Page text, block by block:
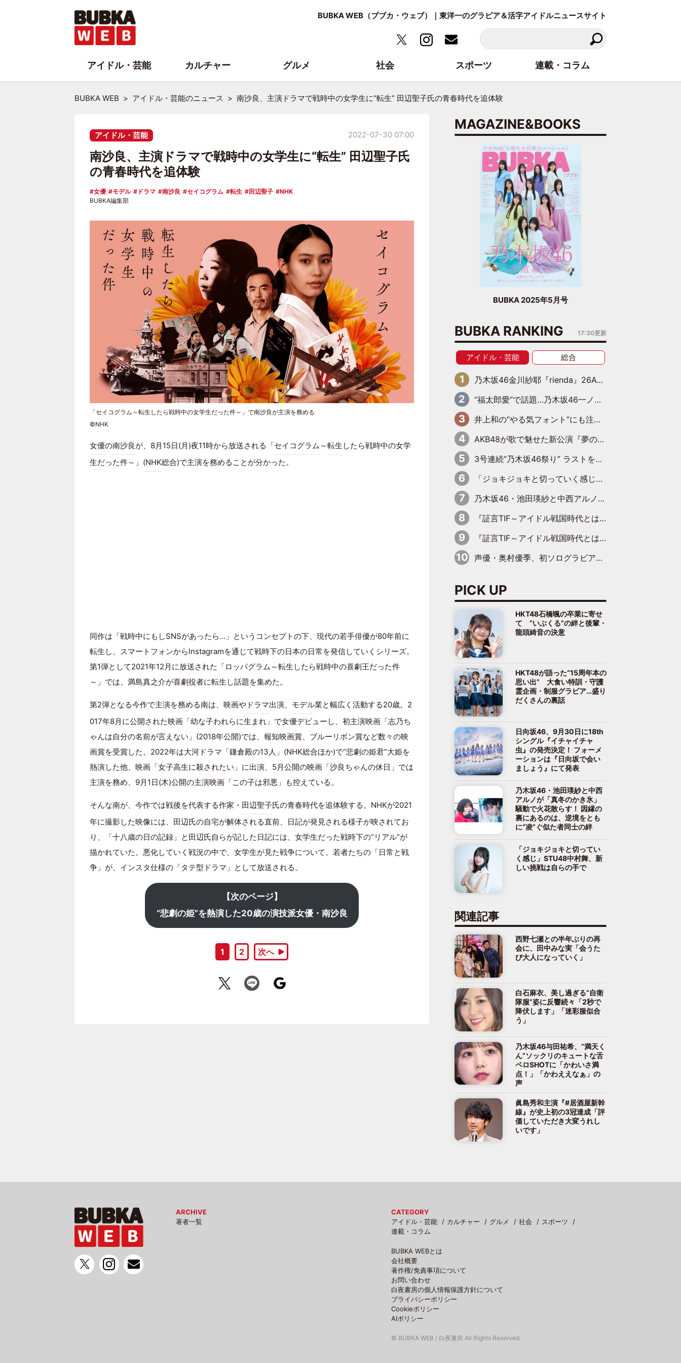
BUBKA WEB（ブブカ・ウェブ）｜東洋一のグラビア＆活字アイドルニュースサイト
BUBKA WEB アイドル・芸能のニュース 南沙良、主演ドラマで戦時中の女学生に“転生” 田辺聖子氏の青春時代を追体験
アイドル・芸能 2022-07-30 07:00
南沙良、主演ドラマで戦時中の女学生に“転生” 田辺聖子氏
の青春時代を追体験
女優 モデル ドラマ 南沙良 セイコグラム 転生 田辺聖子
NHK
BUBKA編集部
「セイコグラム～転生したら戦時中の女学生だった件～」で南沙良が主演を務める
©NHK
女優の南沙良が、8月15日(月)夜11時から放送される「セイコグラム ～転生 したら戦時中の女学
生だった件～」(NHK総合)で主演を務めることが分かった。
同作は「戦時中にもしSNSがあったら…」というコンセプトの下、現代の若手俳優が80年前に
転生し、スマートフォンからInstagramを通じて戦時下の日本の日常を発信していくシリーズ。
第1弾として2021年12月に放送された「ロッパグラム～転生したら戦時中の喜劇王だった件
～」では、満島真之介が喜劇役者に転生し話題を集めた。
第2弾となる今作で主演を務める南は、映画や ドラマ出演、 モデル業と幅広く活動する20歳。2
017年8月に公開された映画「幼な子われらに生まれ」で女優デビューし、初主演映画「志乃ち
ゃんは自分の名前が言えない」(2018年公開)では、報知映画賞、ブルーリボン賞など数々の映
画賞を受賞した。2022年は大河ドラマ「鎌倉殿の13人」(NHK総合ほか)で“悲劇の姫君”大姫を
熱演した他、映画「女子高生に殺されたい」に出演、5月公開の映画「沙良ちゃんの休日」では
主演を務め、9月1日(木)公開の主演映画「この子は邪悪」も控えている。
そんな南が、今作では戦後を代表する作家・ 田辺聖子氏の青春時代を追体験する。NHKが2021
年に撮影した映像には、田辺氏の自宅が解体される直前、日記が発見される様子が映されてお
り、「十八歳の日の記録」と田辺氏自らが記した日記には、女学生だった戦時下の“リアル”が
描かれていた。悪化していく戦況の中で、女学生が見た戦争について、若者たちの「日常と戦
争」が、インスタ仕様の「タテ型ドラマ」として放送される。
【次のページ】
“悲劇の姫”を熱演した20歳の演技派女優・南沙良
1 2 次へ
MAGAZINE&BOOKS
BUBKA 2025年5月号
BUBKA RANKING 17:30更新
アイドル・芸能 総合
乃木坂46金川紗耶『rienda』26AW LOOKモデルに就任
“福太郎愛”で話題…乃木坂46一ノ瀬美空、地元福岡『めんべい25周年トップサポーター』に就任
井上和の“やる気フォント”にも注目 乃木坂46が挑んだ書道パフォーマンスの舞台裏
AKB48が歌で魅せた新公演『夢のポップスター』 初日から全身全霊のステージ
3号連続“乃木坂46祭り” ラストを飾るのは賀喜遥香…5年ぶりの登場に「5年分大人になった私を見ていただけたら」
「ジョキジョキと切っていく感じ」STU48中村舞、新しい挑戦は自らの手で
乃木坂46・池田瑛紗と中西アルノが「真冬のかき氷」騒動で火花散らす！ 因縁の裏にあるのは、逆境をともに“凌”ぐ似た者同士の絆
『証言TIF～アイドル戦国時代とはなんだったのか～』第11回：私立恵比寿中学・真山りか×安本彩花「TIFで10年ぶりのキョンシーメイクをしたら、場を完全に引かせてしまって。時代が変わったんだなって」
『証言TIF～アイドル戦国時代とはなんだったのか～』第6回：でんぱ組.inc・古川未鈴×相沢梨紗「『ハロプロやりたかったな』って言ったら、夢眠ねむさんに『てめえはでんぱ組．incなんだよ！』って肩パンされて(笑)」
声優・奥村優季、初ソログラビアで初ソロ表紙を飾る！ 初めて見せる表情や、声優を志したきっかけなどを語った必読のインタビューを掲載
PICK UP
HKT48石橋颯の卒業に寄せ
て “いぶくる”の絆と後輩・
龍頭綺音の決意
HKT48が語った“15周年本の
思い出” 大食い特訓・守護
霊企画・制服グラビア…盛り
だくさんの裏話
日向坂46、9月30日に18th
シングル『イチャイチャ
虫』の発売決定！ フォーメ
ーションは『日向坂で会い
ましょう』にて発表
乃木坂46・池田瑛紗と中西
アルノが「真冬のかき氷」
騒動で火花散らす！ 因縁の
裏にあるのは、逆境をとも
に“凌”ぐ似た者同士の絆
「ジョキジョキと切ってい
く感じ」STU48中村舞、新
しい挑戦は自らの手で
関連記事
西野七瀬との半年ぶりの再
会に、田中みな実「会うた
び大人になっていく」
白石麻衣、美し過ぎる“自衛
隊服”姿に反響続々「2秒で
降伏します」「迷彩服似合
う」
乃木坂46与田祐希、“満天く
ん”ソックリのキュートな舌
ペロSHOTに「かわいさ満
点！」「かわええなぁ」の
声
眞島秀和主演『#居酒屋新幹
線』が史上初の3冠達成「評
価していただき大変うれし
いです」
ARCHIVE
著者一覧
CATEGORY
アイドル・芸能
カルチャー グルメ 社会
スポーツ
連載・コラム
BUBKA WEBとは
会社概要
著作権/免責事項について
お問い合わせ
白夜書房の個人情報保護方針について
プライバシーポリシー
Cookieポリシー
AIポリシー
© BUBKA WEB / 白夜書房 All Rights Reserved.
アイドル・芸能 カルチャー グルメ 社会 スポーツ 連載・コラム